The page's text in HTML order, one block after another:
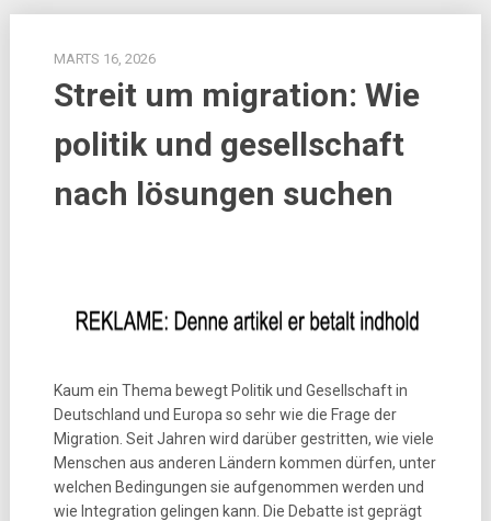
MARTS 16, 2026
Streit um migration: Wie
politik und gesellschaft
nach lösungen suchen
Kaum ein Thema bewegt Politik und Gesellschaft in
Deutschland und Europa so sehr wie die Frage der
Migration. Seit Jahren wird darüber gestritten, wie viele
Menschen aus anderen Ländern kommen dürfen, unter
welchen Bedingungen sie aufgenommen werden und
wie Integration gelingen kann. Die Debatte ist geprägt